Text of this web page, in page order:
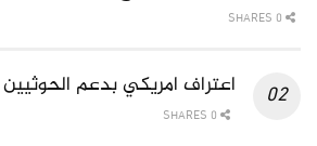
اعتراف امريكي بدعم الحوثيين